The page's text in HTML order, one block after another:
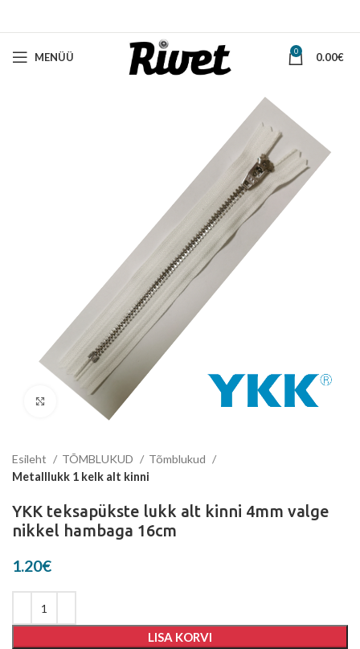
MENÜÜ 0 0.00€
Suurenda
Esileht TÕMBLUKUD
Tõmblukud
Metalllukk 1 kelk alt kinni
YKK teksapükste lukk alt kinni 4mm valge
nikkel hambaga 16cm
1.20€
LISA KORVI